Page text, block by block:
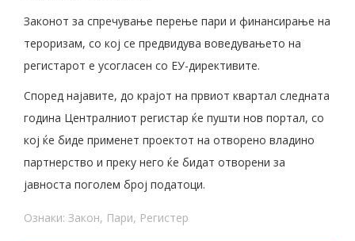
Законот за спречување перење пари и финансирање на
тероризам, со кој се предвидува воведувањето на
регистарот е усогласен со ЕУ-директивите.
Според најавите, до крајот на првиот квартал следната
година Централниот регистар ќе пушти нов портал, со
кој ќе биде применет проектот на отворено владино
партнерство и преку него ќе бидат отворени за
јавноста поголем број податоци.
Ознаки: Закон, Пари, Регистер